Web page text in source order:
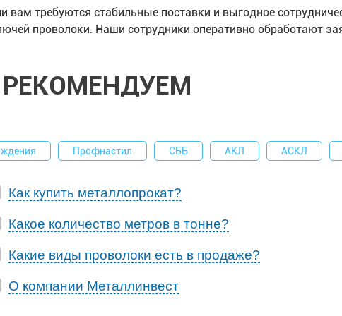
вам требуются стабильные поставки и выгодное
проволоки. Наши сотрудники оперативно обработают
РЕКОМЕНДУЕМ
Профнастил СББ АКЛ АСКЛ
Как купить металлопрокат?
Какое количество метров в тонне?
Какие виды проволоки есть в продаже?
О компании Металлинвест